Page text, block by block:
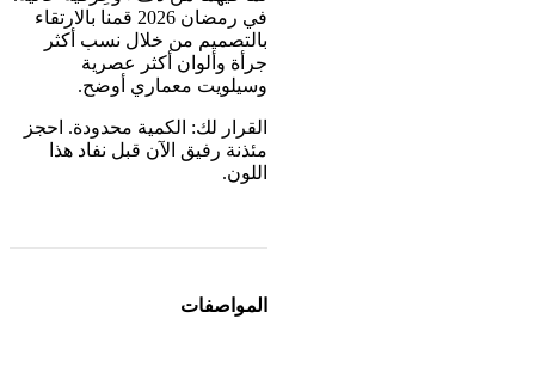
في رمضان 2026 قمنا بالارتقاء
بالتصميم من خلال نسب أكثر
جرأة وألوان أكثر عصرية
وسيلويت معماري أوضح.
القرار لك: الكمية محدودة. احجز
مئذنة رفيق الآن قبل نفاد هذا
اللون.
المواصفات